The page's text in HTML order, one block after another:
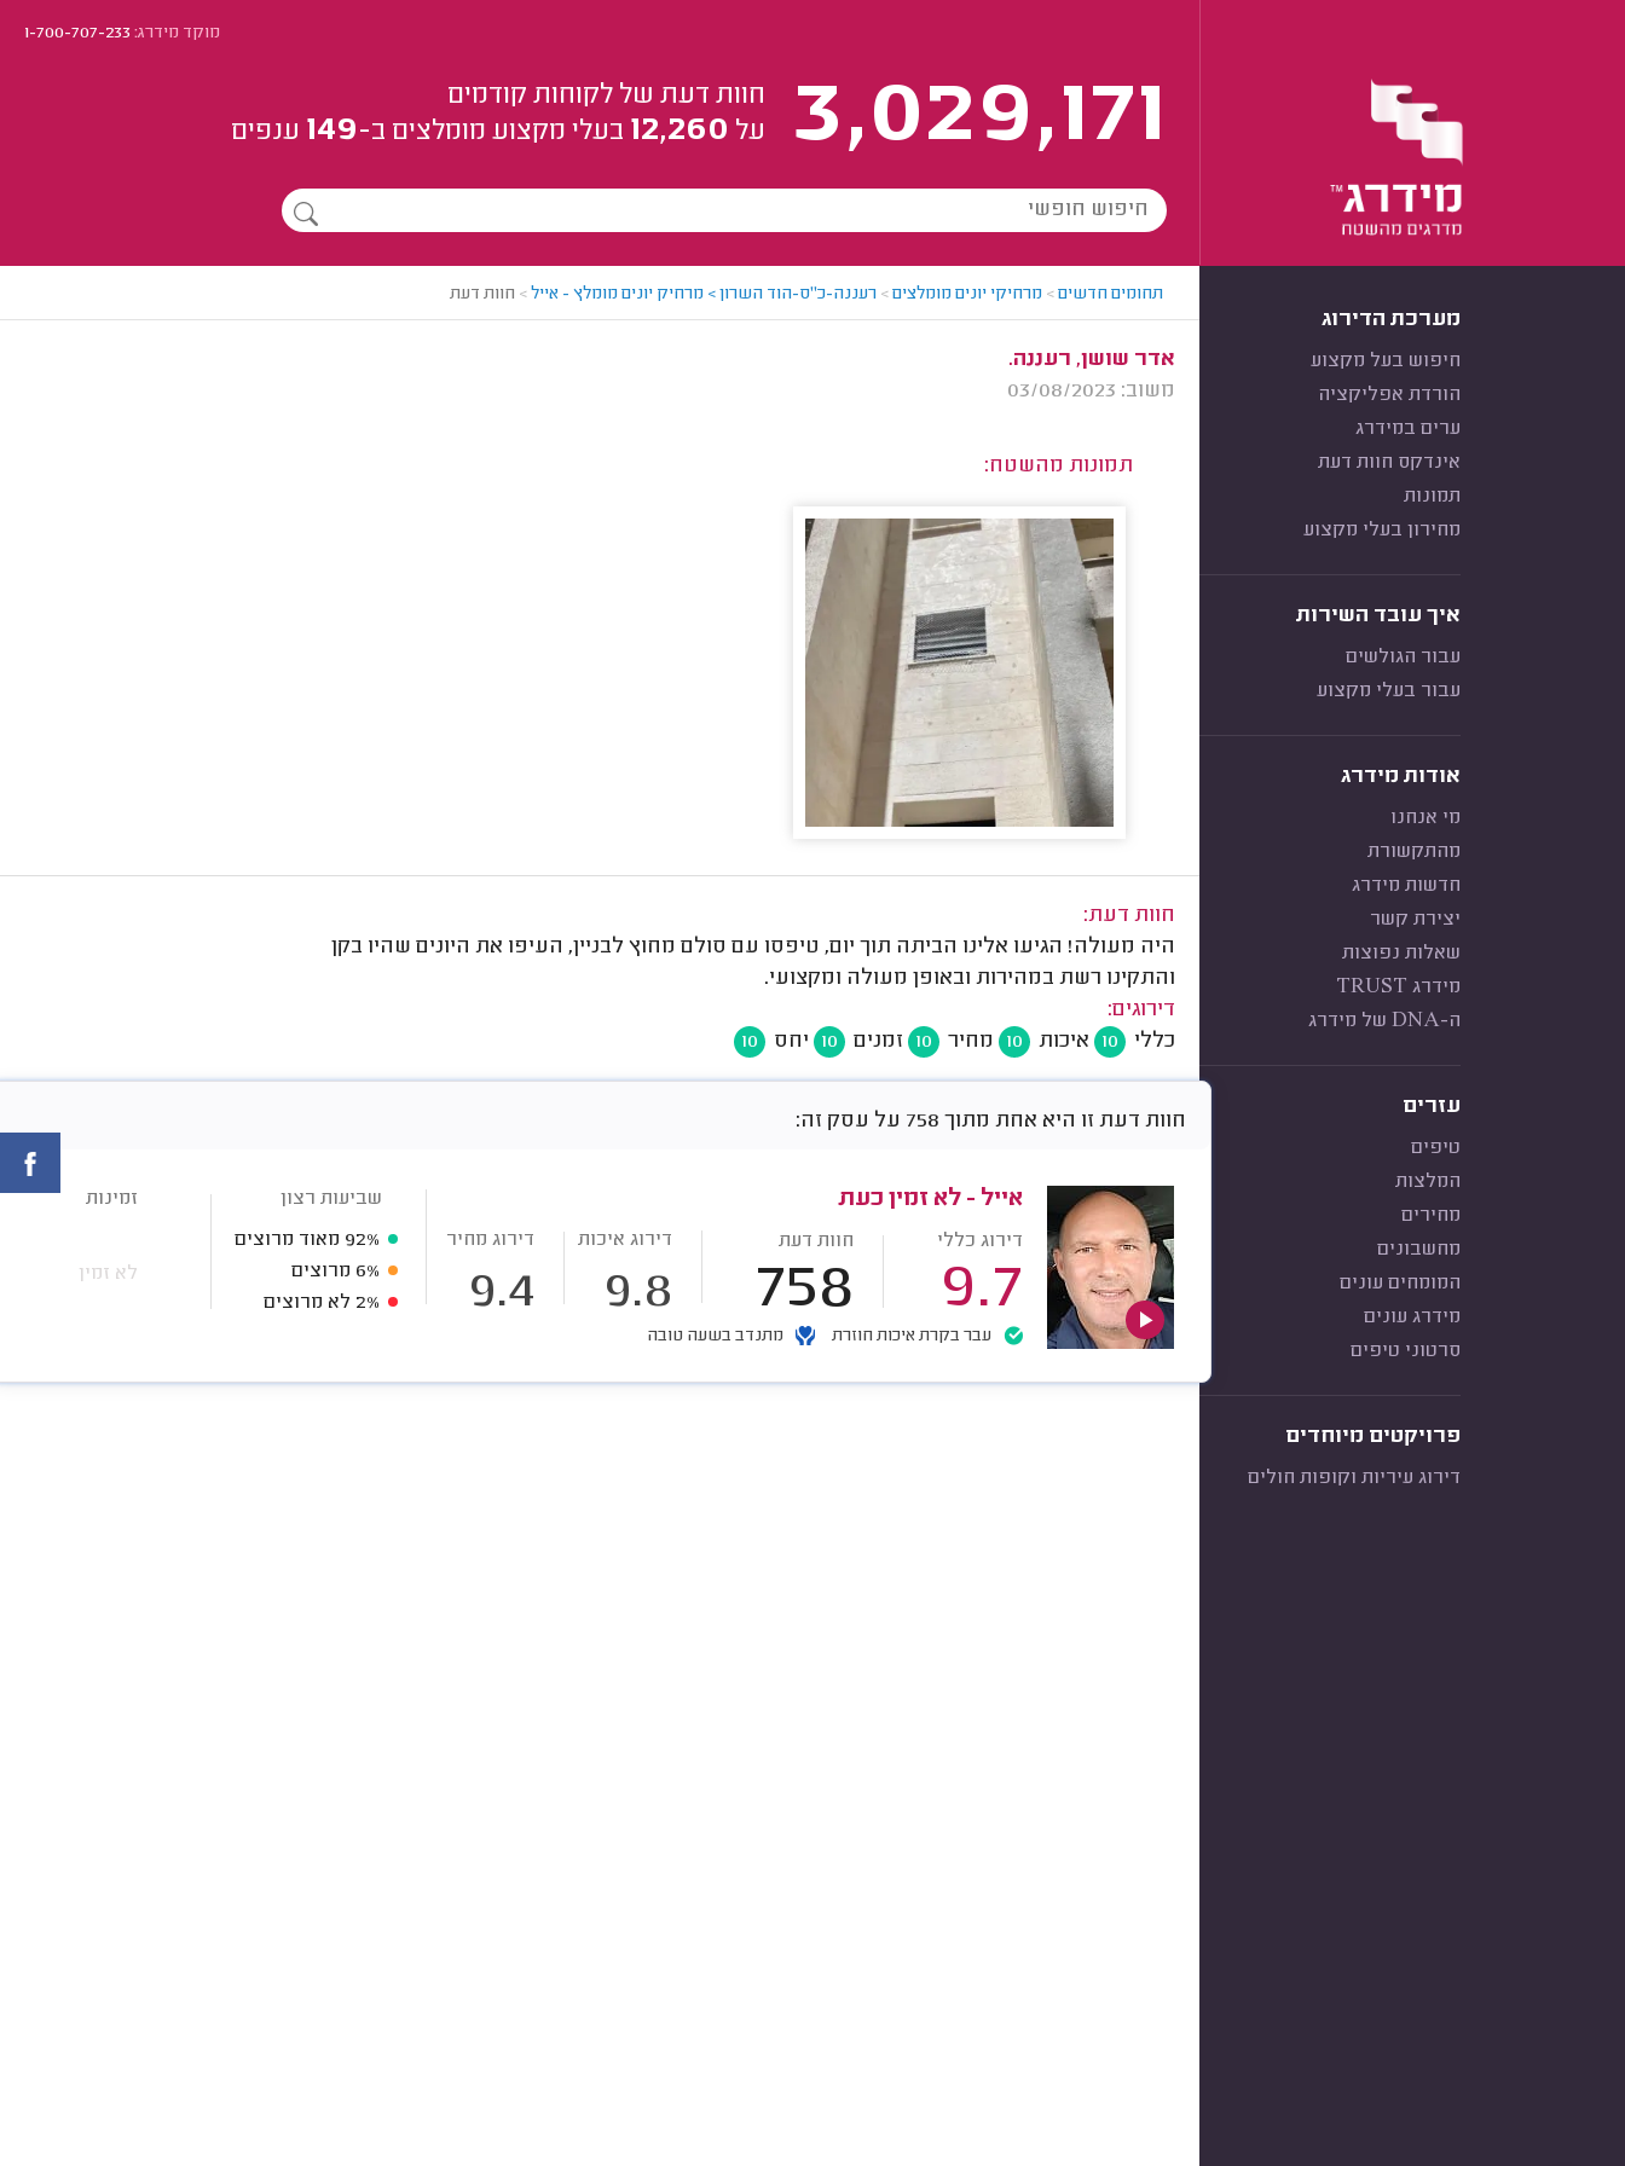
מוקד מידרג:1-700-707-233
3,029,171
חוות דעת של לקוחות קודמים
על 12,260 בעלי מקצוע מומלצים ב-149 ענפים
מערכת הדירוג
חיפוש בעל מקצוע
הורדת אפליקציה
ערים במידרג
אינדקס חוות דעת
תמונות
מחירון בעלי מקצוע
איך עובד השירות
עבור הגולשים
עבור בעלי מקצוע
אודות מידרג
מי אנחנו
מהתקשורת
חדשות מידרג
יצירת קשר
שאלות נפוצות
מידרג TRUST
ה-DNA של מידרג
עזרים
טיפים
המלצות
מחירים
מחשבונים
המומחים עונים
מידרג עונים
סרטוני טיפים
פרויקטים מיוחדים
דירוג עיריות וקופות חולים
תחומים חדשים> מרחיקי יונים מומלצים> רעננה-כ"ס-הוד השרון > מרחיק יונים מומלץ - אייל> חוות דעת
אדר שושן, רעננה.
משוב: 03/08/2023
תמונות מהשטח:
חוות דעת:
היה מעולה! הגיעו אלינו הביתה תוך יום, טיפסו עם סולם מחוץ לבניין, העיפו את היונים שהיו בקן
והתקינו רשת במהירות ובאופן מעולה ומקצועי.
דירוגים:
כללי
10 איכות 10 מחיר 10 זמנים 10 יחס 10
חוות דעת זו היא אחת מתוך 758 על עסק זה:
אייל - לא זמין כעת
דירוג כללי
9.7
חוות דעת
758
דירוג איכות
9.8
דירוג מחיר
9.4
עבר בקרת איכות חוזרת מתנדב בשעה טובה
שביעות רצון
92% מאוד מרוצים
6% מרוצים
2% לא מרוצים
זמינות
לא זמין